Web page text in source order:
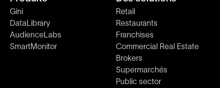
Gini
DataLibrary
AudienceLabs
SmartMonitor
Retail
Restaurants
Franchises
Commercial Real Estate
Brokers
Supermarchés
Public sector